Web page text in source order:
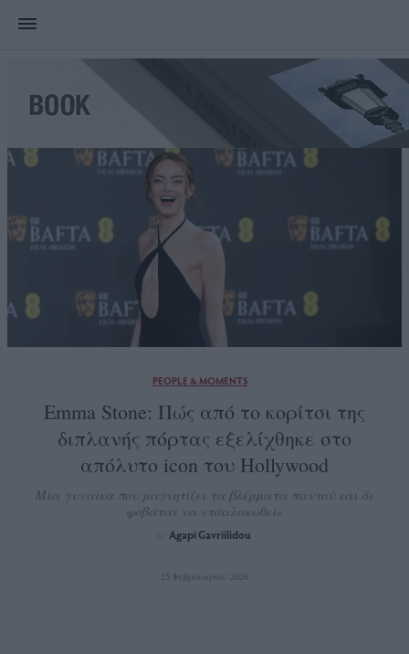
PEOPLE & MOMENTS
Emma Stone: Πώς από το κορίτσι της
διπλανής πόρτας εξελίχθηκε στο
απόλυτο icon του Hollywood
Μία γυναίκα που μαγνητίζει τα βλέμματα παντού και δε
φοβάται να «τσαλακωθεί»
Agapi Gavriilidou
25 Φεβρουαρίου 2026